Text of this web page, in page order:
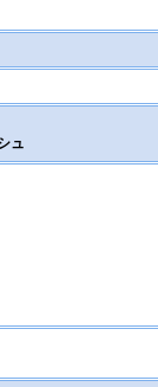
ュ